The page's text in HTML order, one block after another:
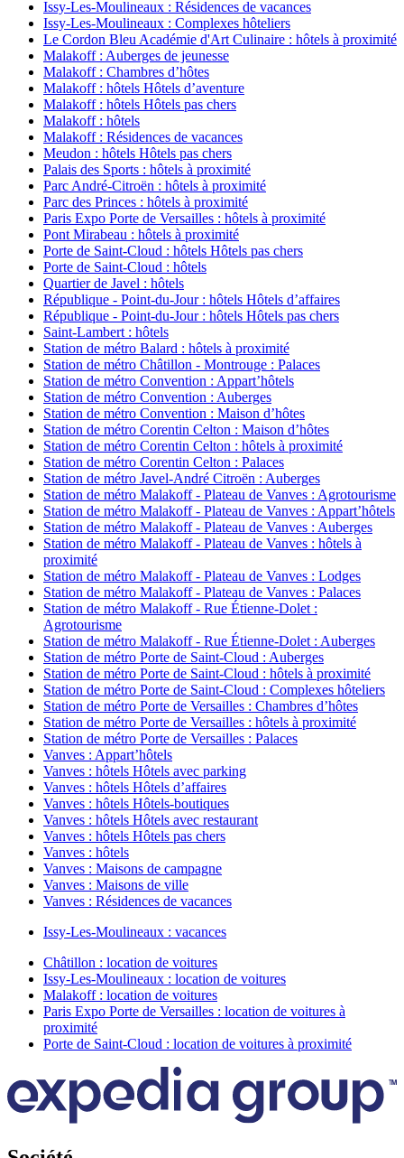
Issy-Les-Moulineaux : Résidences de vacances
Issy-Les-Moulineaux : Complexes hôteliers
Le Cordon Bleu Académie d'Art Culinaire : hôtels à proximité
Malakoff : Auberges de jeunesse
Malakoff : Chambres d’hôtes
Malakoff : hôtels Hôtels d’aventure
Malakoff : hôtels Hôtels pas chers
Malakoff : hôtels
Malakoff : Résidences de vacances
Meudon : hôtels Hôtels pas chers
Palais des Sports : hôtels à proximité
Parc André-Citroën : hôtels à proximité
Parc des Princes : hôtels à proximité
Paris Expo Porte de Versailles : hôtels à proximité
Pont Mirabeau : hôtels à proximité
Porte de Saint-Cloud : hôtels Hôtels pas chers
Porte de Saint-Cloud : hôtels
Quartier de Javel : hôtels
République - Point-du-Jour : hôtels Hôtels d’affaires
République - Point-du-Jour : hôtels Hôtels pas chers
Saint-Lambert : hôtels
Station de métro Balard : hôtels à proximité
Station de métro Châtillon - Montrouge : Palaces
Station de métro Convention : Appart’hôtels
Station de métro Convention : Auberges
Station de métro Convention : Maison d’hôtes
Station de métro Corentin Celton : Maison d’hôtes
Station de métro Corentin Celton : hôtels à proximité
Station de métro Corentin Celton : Palaces
Station de métro Javel-André Citroën : Auberges
Station de métro Malakoff - Plateau de Vanves : Agrotourisme
Station de métro Malakoff - Plateau de Vanves : Appart’hôtels
Station de métro Malakoff - Plateau de Vanves : Auberges
Station de métro Malakoff - Plateau de Vanves : hôtels à
proximité
Station de métro Malakoff - Plateau de Vanves : Lodges
Station de métro Malakoff - Plateau de Vanves : Palaces
Station de métro Malakoff - Rue Étienne-Dolet :
Agrotourisme
Station de métro Malakoff - Rue Étienne-Dolet : Auberges
Station de métro Porte de Saint-Cloud : Auberges
Station de métro Porte de Saint-Cloud : hôtels à proximité
Station de métro Porte de Saint-Cloud : Complexes hôteliers
Station de métro Porte de Versailles : Chambres d’hôtes
Station de métro Porte de Versailles : hôtels à proximité
Station de métro Porte de Versailles : Palaces
Vanves : Appart’hôtels
Vanves : hôtels Hôtels avec parking
Vanves : hôtels Hôtels d’affaires
Vanves : hôtels Hôtels-boutiques
Vanves : hôtels Hôtels avec restaurant
Vanves : hôtels Hôtels pas chers
Vanves : hôtels
Vanves : Maisons de campagne
Vanves : Maisons de ville
Vanves : Résidences de vacances
Issy-Les-Moulineaux : vacances
Châtillon : location de voitures
Issy-Les-Moulineaux : location de voitures
Malakoff : location de voitures
Paris Expo Porte de Versailles : location de voitures à
proximité
Porte de Saint-Cloud : location de voitures à proximité